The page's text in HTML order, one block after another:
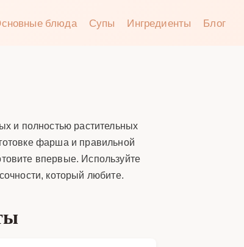
блюда Супы Ингредиенты Блог
и полностью растительных
фарша и правильной
впервые. Используйте
который любите.